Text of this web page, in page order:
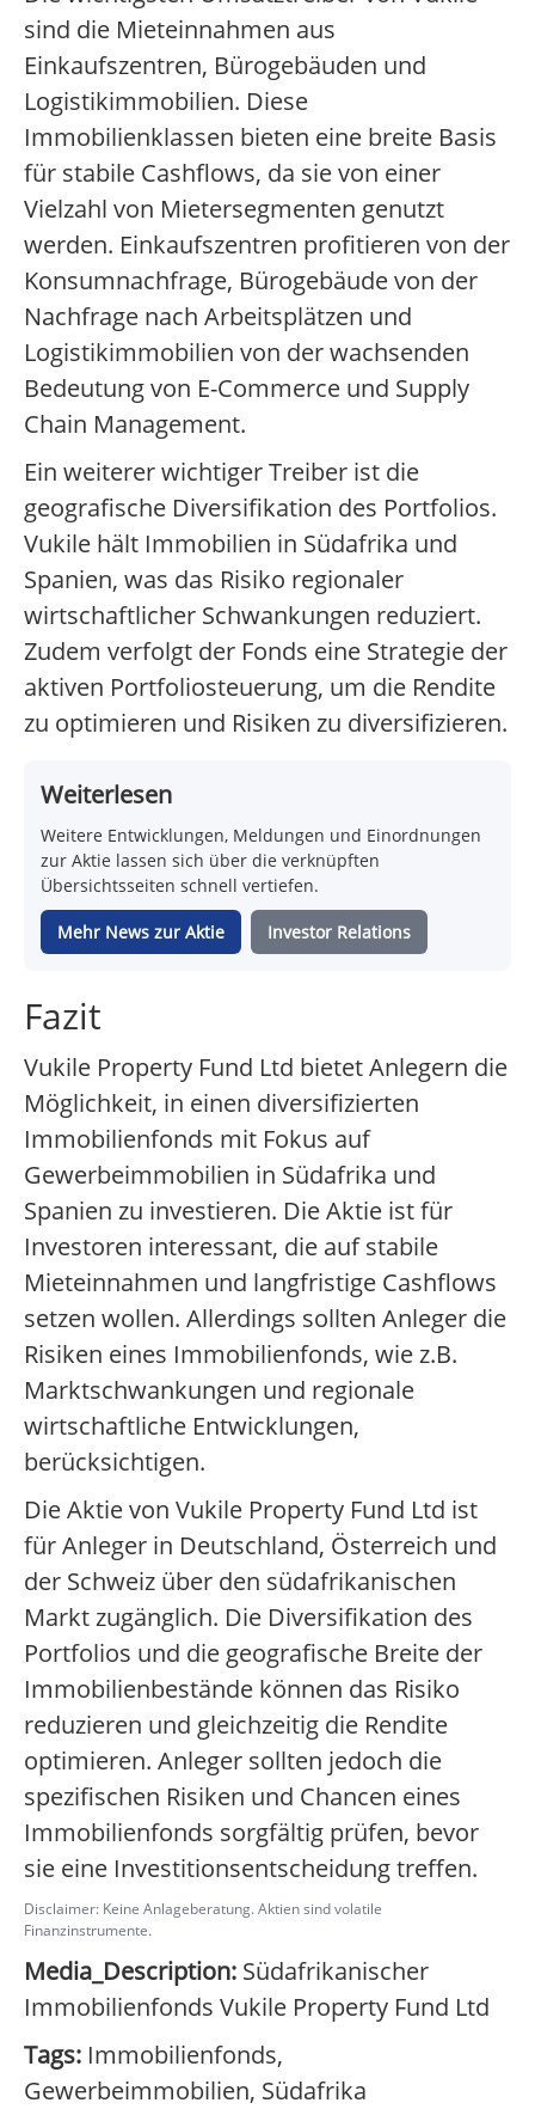
sind die Mieteinnahmen aus
Einkaufszentren, Bürogebäuden und
Logistikimmobilien. Diese
Immobilienklassen bieten eine breite Basis
für stabile Cashflows, da sie von einer
Vielzahl von Mietersegmenten genutzt
werden. Einkaufszentren profitieren von der
Konsumnachfrage, Bürogebäude von der
Nachfrage nach Arbeitsplätzen und
Logistikimmobilien von der wachsenden
Bedeutung von E-Commerce und Supply
Chain Management.
Ein weiterer wichtiger Treiber ist die
geografische Diversifikation des Portfolios.
Vukile hält Immobilien in Südafrika und
Spanien, was das Risiko regionaler
wirtschaftlicher Schwankungen reduziert.
Zudem verfolgt der Fonds eine Strategie der
aktiven Portfoliosteuerung, um die Rendite
zu optimieren und Risiken zu diversifizieren.
Weiterlesen
Weitere Entwicklungen, Meldungen und Einordnungen
zur Aktie lassen sich über die verknüpften
Übersichtsseiten schnell vertiefen.
Mehr News zur Aktie Investor Relations
Fazit
Vukile Property Fund Ltd bietet Anlegern die
Möglichkeit, in einen diversifizierten
Immobilienfonds mit Fokus auf
Gewerbeimmobilien in Südafrika und
Spanien zu investieren. Die Aktie ist für
Investoren interessant, die auf stabile
Mieteinnahmen und langfristige Cashflows
setzen wollen. Allerdings sollten Anleger die
Risiken eines Immobilienfonds, wie z.B.
Marktschwankungen und regionale
wirtschaftliche Entwicklungen,
berücksichtigen.
Die Aktie von Vukile Property Fund Ltd ist
für Anleger in Deutschland, Österreich und
der Schweiz über den südafrikanischen
Markt zugänglich. Die Diversifikation des
Portfolios und die geografische Breite der
Immobilienbestände können das Risiko
reduzieren und gleichzeitig die Rendite
optimieren. Anleger sollten jedoch die
spezifischen Risiken und Chancen eines
Immobilienfonds sorgfältig prüfen, bevor
sie eine Investitionsentscheidung treffen.
Disclaimer: Keine Anlageberatung. Aktien sind volatile
Finanzinstrumente.
Media_Description: Südafrikanischer
Immobilienfonds Vukile Property Fund Ltd
Tags: Immobilienfonds,
Gewerbeimmobilien, Südafrika